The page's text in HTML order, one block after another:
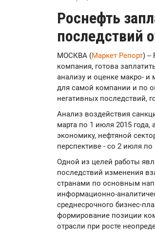
Роснефть
последствий
МОСКВА (Маркет Репорт) --
компания, готова
анализу и оценке макро- и
для самой компании и по
негативных последствий,
Анализ воздействия
марта по 1 июля 2015
экономику, нефтяной
перспективе - со 2 июля по
Одной из целей работы
последствий изменения
странами по основным
информационно-
среднесрочного бизнес-
формирование позиции
отрасли при росте